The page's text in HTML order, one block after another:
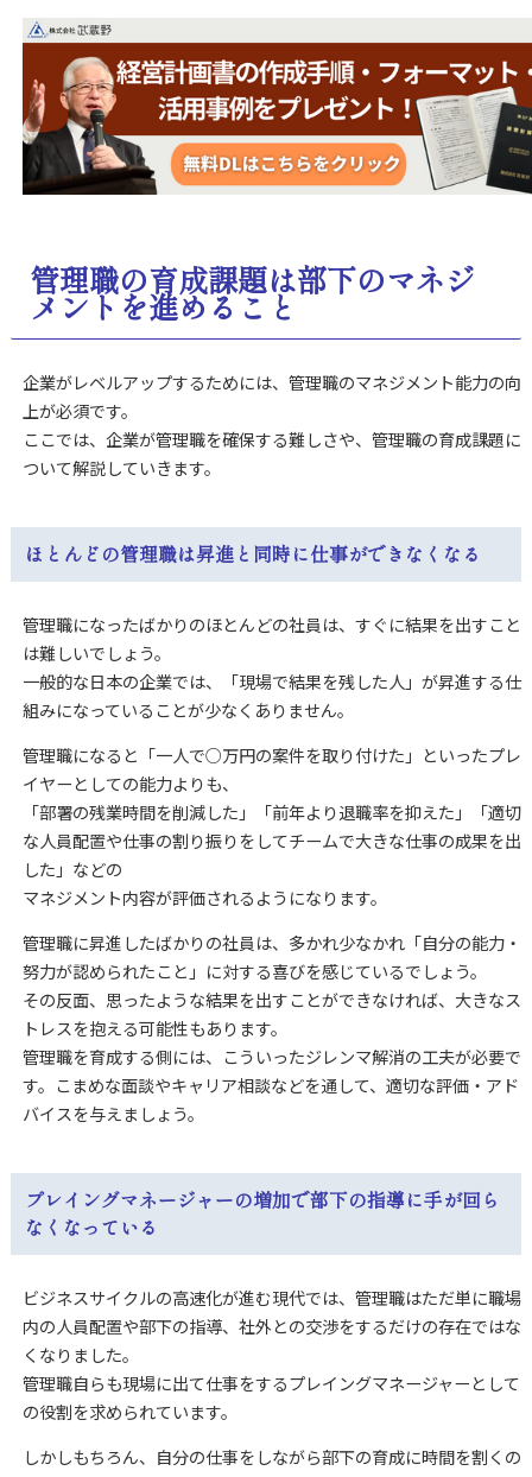
管理職の育成課題は部下のマネジ
メントを進めること
企業がレベルアップするためには、管理職のマネジメント能力の向
上が必須です。
ここでは、企業が管理職を確保する難しさや、管理職の育成課題に
ついて解説していきます。
ほとんどの管理職は昇進と同時に仕事ができなくなる
管理職になったばかりのほとんどの社員は、すぐに結果を出すこと
は難しいでしょう。
一般的な日本の企業では、「現場で結果を残した人」が昇進する仕
組みになっていることが少なくありません。
管理職になると「一人で○万円の案件を取り付けた」といったプレ
イヤーとしての能力よりも、
「部署の残業時間を削減した」「前年より退職率を抑えた」「適切
な人員配置や仕事の割り振りをしてチームで大きな仕事の成果を出
した」などの
マネジメント内容が評価されるようになります。
管理職に昇進したばかりの社員は、多かれ少なかれ「自分の能力・
努力が認められたこと」に対する喜びを感じているでしょう。
その反面、思ったような結果を出すことができなければ、大きなス
トレスを抱える可能性もあります。
管理職を育成する側には、こういったジレンマ解消の工夫が必要で
す。こまめな面談やキャリア相談などを通して、適切な評価・アド
バイスを与えましょう。
プレイングマネージャーの増加で部下の指導に手が回ら
なくなっている
ビジネスサイクルの高速化が進む現代では、管理職はただ単に職場
内の人員配置や部下の指導、社外との交渉をするだけの存在ではな
くなりました。
管理職自らも現場に出て仕事をするプレイングマネージャーとして
の役割を求められています。
しかしもちろん、自分の仕事をしながら部下の育成に時間を割くの